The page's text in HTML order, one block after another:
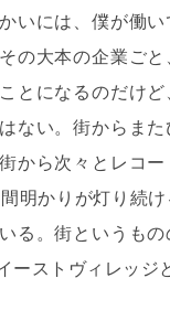
いには、僕が働
の大本の企業ご
とになるのだけ
ない。街からま
から次々とレコ
明かりが灯り続
る。街というも
ーストヴィレッジ